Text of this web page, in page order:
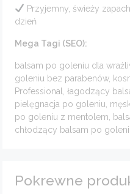
Przyjemny, świeży
dzień
Mega Tagi (SEO):
balsam po goleniu dla
goleniu bez parabenów,
Professional, łagodzący
pielęgnacja po goleniu,
po goleniu z mentolem,
chłodzący balsam po
Pokrewne